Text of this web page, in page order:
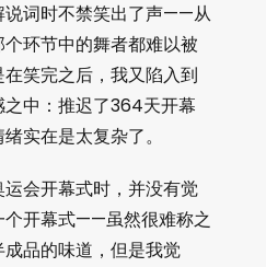
说词时不禁笑出了声——从
环节中的舞者都难以被
笑完之后，我又陷入到
中：推迟了364天开幕
实在是太复杂了。
会开幕式时，并没有觉
个开幕式——虽然很难称之
品的味道，但是我觉